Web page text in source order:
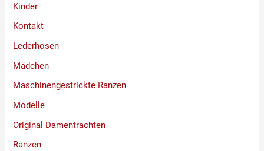
Kinder
Kontakt
Lederhosen
Mädchen
Maschinengestrickte Ranzen
Modelle
Original Damentrachten
Ranzen